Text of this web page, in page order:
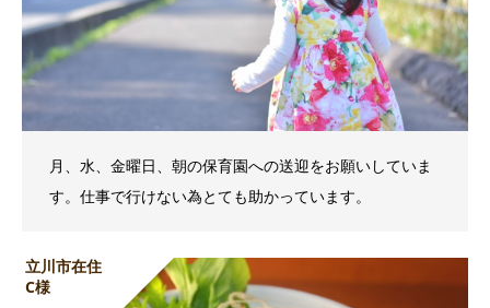
月、水、金曜日、朝の保育園への送迎をお願いしていま
す。仕事で行けない為とても助かっています。
立川市在住
C様